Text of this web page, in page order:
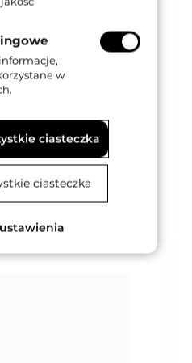
009 OF
w
ciasteczka
ciasteczka